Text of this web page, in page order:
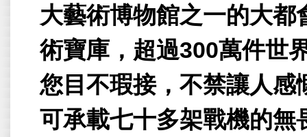
大藝術博物館之一的大
術寶庫，超過300萬件世
您目不瑕接，不禁讓人感
可承載七十多架戰機的無